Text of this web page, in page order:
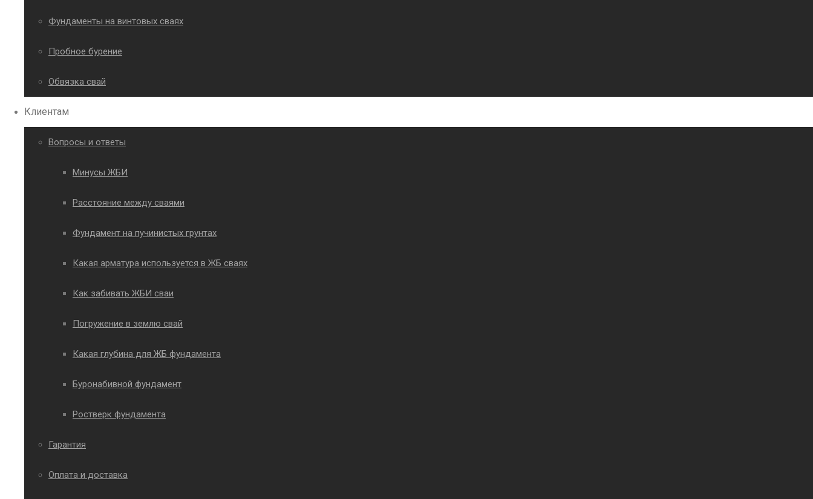
Фундаменты на винтовых сваях
Пробное бурение
Обвязка свай
Клиентам
Вопросы и ответы
Минусы ЖБИ
Расстояние между сваями
Фундамент на пучинистых грунтах
Какая арматура используется в ЖБ сваях
Как забивать ЖБИ сваи
Погружение в землю свай
Какая глубина для ЖБ фундамента
Буронабивной фундамент
Ростверк фундамента
Гарантия
Оплата и доставка